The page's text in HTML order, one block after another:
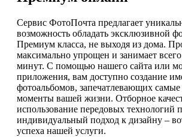
Сервис ФотоПочта предлагает
возможность обладать эксклюзивной
Премиум класса, не выходя из дома.
максимально упрощен и занимает всего
минут. С помощью нашего сайта или
приложения, вам доступно создание
фотоальбомов, запечатлевающих
моменты вашей жизни. Отборное
использование передовых технологий
индивидуальный подход к дизайну –
успеха нашей услуги.